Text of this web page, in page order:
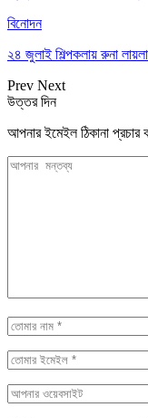
বিনোদন
২৪ জুলাই শিল্পকলায় রুনা
Prev Next
উত্তর দিন
আপনার ইমেইল ঠিকানা প্রচার